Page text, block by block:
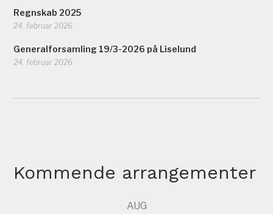
Regnskab 2025
24. februar 2026
Generalforsamling 19/3-2026 på Liselund
24. februar 2026
Kommende arrangementer
AUG